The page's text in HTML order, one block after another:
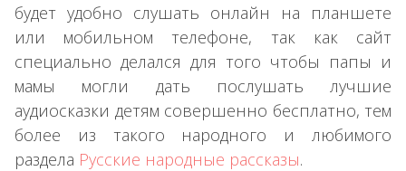
будет удобно слушать онлайн на планшете
или мобильном телефоне, так как сайт
специально делался для того чтобы папы и
мамы могли дать послушать лучшие
аудиосказки детям совершенно бесплатно, тем
более из такого народного и любимого
раздела Русские народные рассказы.